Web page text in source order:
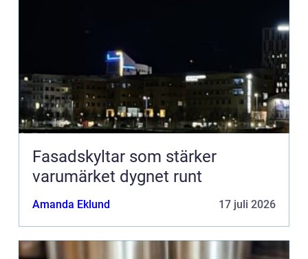
Fasadskyltar som stärker
varumärket dygnet runt
Amanda Eklund 17 juli 2026